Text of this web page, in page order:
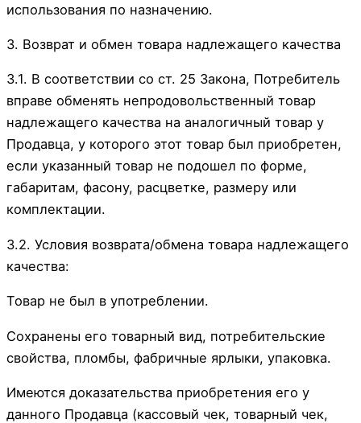
использования по назначению.
3. Возврат и обмен товара надлежащего качества
3.1. В соответствии со ст. 25 Закона, Потребитель
вправе обменять непродовольственный товар
надлежащего качества на аналогичный товар у
Продавца, у которого этот товар был приобретен,
если указанный товар не подошел по форме,
габаритам, фасону, расцветке, размеру или
комплектации.
3.2. Условия возврата/обмена товара надлежащего
качества:
Товар не был в употреблении.
Сохранены его товарный вид, потребительские
свойства, пломбы, фабричные ярлыки, упаковка.
Имеются доказательства приобретения его у
данного Продавца (кассовый чек, товарный чек,